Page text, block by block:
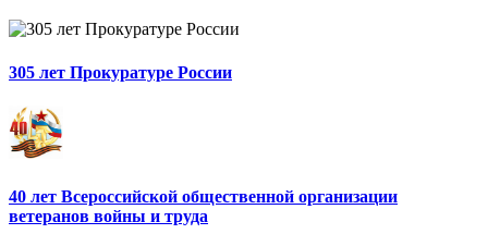
305 лет Прокуратуре России
40 лет Всероссийской общественной организации
ветеранов войны и труда